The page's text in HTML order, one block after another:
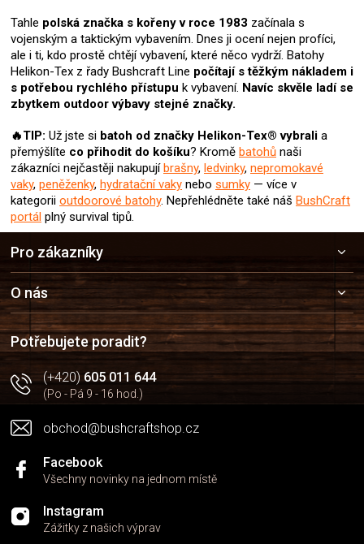
Tahle polská značka s kořeny v roce 1983 začínala s
vojenským a taktickým vybavením. Dnes ji ocení nejen profíci,
ale i ti, kdo prostě chtějí vybavení, které něco vydrží. Batohy
Helikon-Tex z řady Bushcraft Line počítají s těžkým nákladem i
s potřebou rychlého přístupu k vybavení. Navíc skvěle ladí se
zbytkem outdoor výbavy stejné značky.
🔥TIP: Už jste si batoh od značky Helikon-Tex®vybrali a
přemýšlíte co přihodit do košíku? Kromě batohů naši
zákazníci nejčastěji nakupujíbrašny, ledvinky, nepromokavé
vaky, peněženky, hydratační vaky nebo sumky — více v
kategorii outdoorové batohy. Nepřehlédněte také náš BushCraft
portál plný survival tipů.
a
t
í
Pro zákazníky
O nás
Potřebujete poradit?
(+420)605 011 644
(Po - Pá 9 - 16 hod.)
obchod@bushcraftshop.cz
Facebook
Všechny novinky na jednom místě
Instagram
Zážitky z našich výprav